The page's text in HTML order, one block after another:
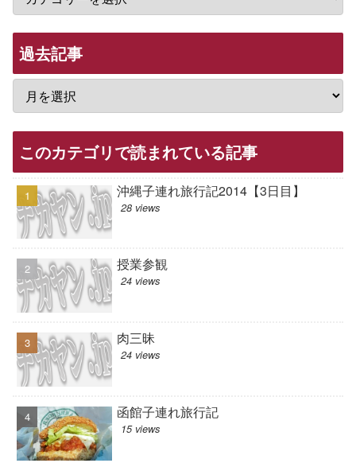
過去記事
このカテゴリで読まれている記事
沖縄子連れ旅行記2014【3日目】
28 views
授業参観
24 views
肉三昧
24 views
函館子連れ旅行記
15 views